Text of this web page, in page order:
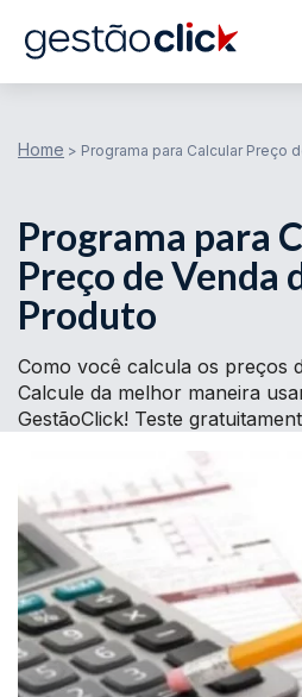
Home > Programa para Calcular Preço
Programa para
Preço de Venda
Produto
Como você calcula os preços
Calcule da melhor maneira
GestãoClick! Teste